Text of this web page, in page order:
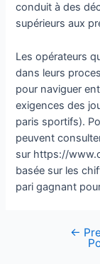
conduit à des
supérieurs aux
Les opérateurs
dans leurs
pour naviguer
exigences des
paris sportifs).
peuvent
sur https://
basée sur les
pari gagnant
←